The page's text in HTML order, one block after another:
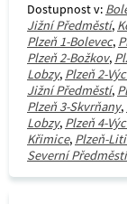
Dostupnost v:
Jižní Předměstí,
Plzeň 1-Bolevec,
Plzeň 2-Božkov,
Lobzy, Plzeň 2-
Jižní Předměstí,
Plzeň 3-Skvrňany,
Lobzy, Plzeň 4-
Křimice, Plzeň-
Severní Předměstí